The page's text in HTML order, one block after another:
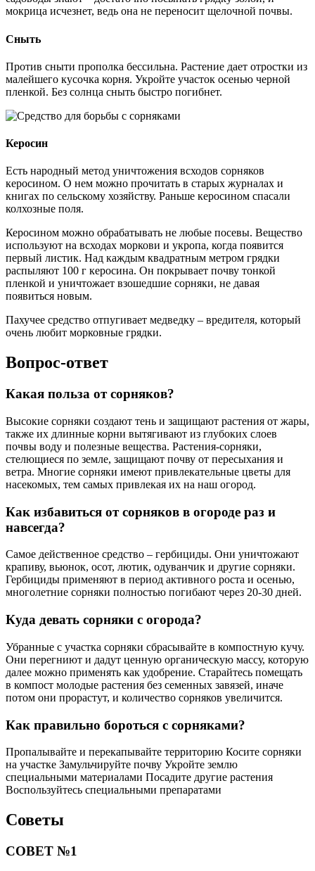
мокрица исчезнет, ведь она не переносит щелочной почвы.
Сныть
Против сныти прополка бессильна. Растение дает отростки из
малейшего кусочка корня. Укройте участок осенью черной
пленкой. Без солнца сныть быстро погибнет.
Керосин
Есть народный метод уничтожения всходов сорняков
керосином. О нем можно прочитать в старых журналах и
книгах по сельскому хозяйству. Раньше керосином спасали
колхозные поля.
Керосином можно обрабатывать не любые посевы. Вещество
используют на всходах моркови и укропа, когда появится
первый листик. Над каждым квадратным метром грядки
распыляют 100 г керосина. Он покрывает почву тонкой
пленкой и уничтожает взошедшие сорняки, не давая
появиться новым.
Пахучее средство отпугивает медведку – вредителя, который
очень любит морковные грядки.
Вопрос-ответ
Какая польза от сорняков?
Высокие сорняки создают тень и защищают растения от жары,
также их длинные корни вытягивают из глубоких слоев
почвы воду и полезные вещества. Растения-сорняки,
стелющиеся по земле, защищают почву от пересыхания и
ветра. Многие сорняки имеют привлекательные цветы для
насекомых, тем самых привлекая их на наш огород.
Как избавиться от сорняков в огороде раз и
навсегда?
Самое действенное средство – гербициды. Они уничтожают
крапиву, вьюнок, осот, лютик, одуванчик и другие сорняки.
Гербициды применяют в период активного роста и осенью,
многолетние сорняки полностью погибают через 20-30 дней.
Куда девать сорняки с огорода?
Убранные с участка сорняки сбрасывайте в компостную кучу.
Они перегниют и дадут ценную органическую массу, которую
далее можно применять как удобрение. Старайтесь помещать
в компост молодые растения без семенных завязей, иначе
потом они прорастут, и количество сорняков увеличится.
Как правильно бороться с сорняками?
Пропалывайте и перекапывайте территорию Косите сорняки
на участке Замульчируйте почву Укройте землю
специальными материалами Посадите другие растения
Воспользуйтесь специальными препаратами
Советы
СОВЕТ №1